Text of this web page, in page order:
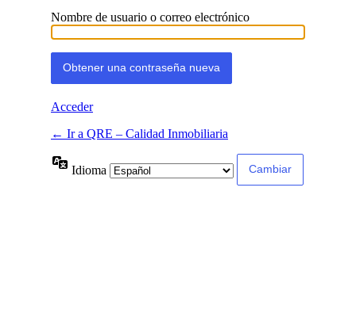
Nombre de usuario o correo electrónico
Acceder
← Ir a QRE – Calidad Inmobiliaria
Idioma